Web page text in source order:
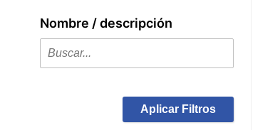
Nombre / descripción
Aplicar Filtros